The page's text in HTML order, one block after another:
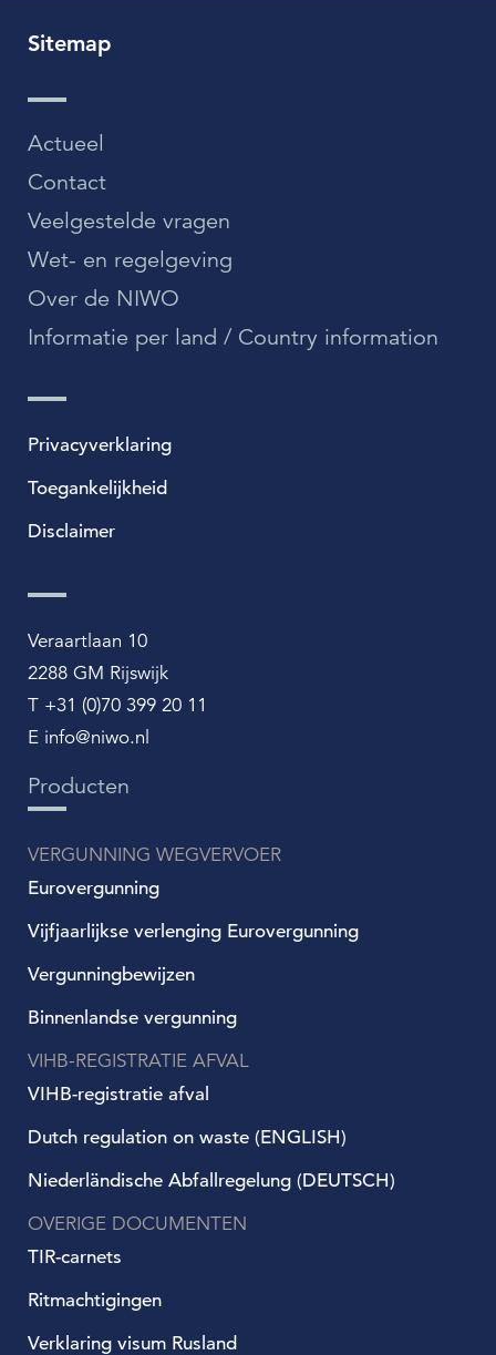
Sitemap
Actueel
Contact
Veelgestelde vragen
Wet- en regelgeving
Over de NIWO
Informatie per land / Country information
Privacyverklaring
Toegankelijkheid
Disclaimer
Veraartlaan 10
2288 GM Rijswijk
T +31 (0)70 399 20 11
E info@niwo.nl
Producten
VERGUNNING WEGVERVOER
Eurovergunning
Vijfjaarlijkse verlenging Eurovergunning
Vergunningbewijzen
Binnenlandse vergunning
VIHB-REGISTRATIE AFVAL
VIHB-registratie afval
Dutch regulation on waste (ENGLISH)
Niederländische Abfallregelung (DEUTSCH)
OVERIGE DOCUMENTEN
TIR-carnets
Ritmachtigingen
Verklaring visum Rusland